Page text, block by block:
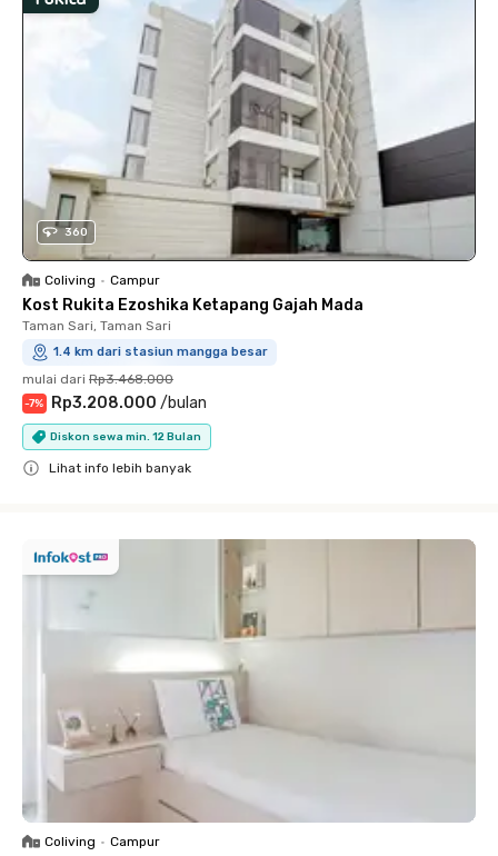
360
Coliving • Campur
Kost Rukita Ezoshika Ketapang Gajah Mada
Taman Sari, Taman Sari
1.4 km dari stasiun mangga besar
mulai dari Rp3.468.000
-7% Rp3.208.000 /bulan
Diskon sewa min. 12 Bulan
Lihat info lebih banyak
Coliving • Campur